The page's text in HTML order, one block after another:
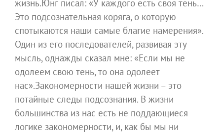
жизнь.Юнг писал: «У каждого есть своя тень…
Это подсознательная коряга, о которую
спотыкаются наши самые благие намерения».
Один из его последователей, развивая эту
мысль, однажды сказал мне: «Если мы не
одолеем свою тень, то она одолеет
нас».Закономерности нашей жизни – это
потайные следы подсознания. В жизни
большинства из нас есть не поддающиеся
логике закономерности, и, как бы мы ни